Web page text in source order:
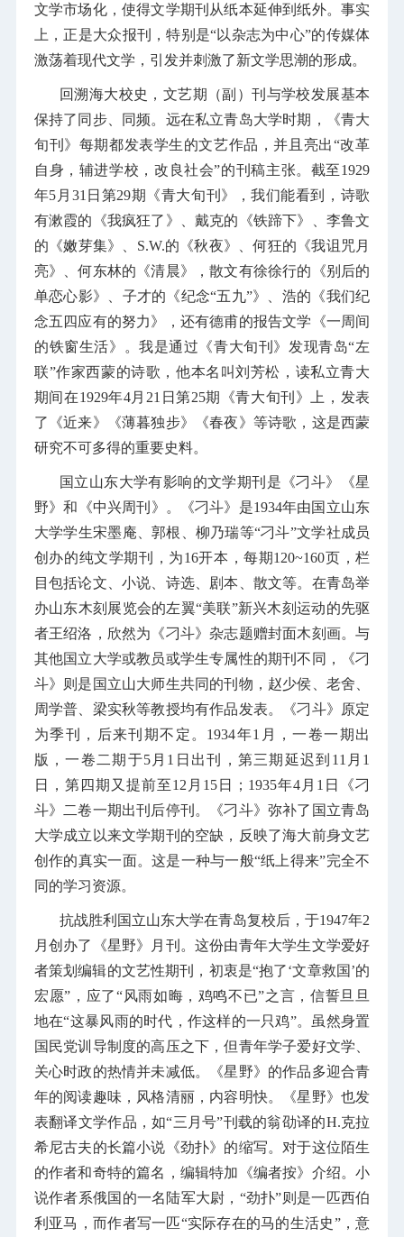
文学市场化，使得文学期刊从纸本延伸到纸外。事实
上，正是大众报刊，特别是“以杂志为中心”的传媒体
激荡着现代文学，引发并刺激了新文学思潮的形成。
回溯海大校史，文艺期（副）刊与学校发展基本
保持了同步、同频。远在私立青岛大学时期，《青大
旬刊》每期都发表学生的文艺作品，并且亮出“改革
自身，辅进学校，改良社会”的刊稿主张。截至1929
年5月31日第29期《青大旬刊》，我们能看到，诗歌
有漱霞的《我疯狂了》、戴克的《铁蹄下》、李鲁文
的《嫩芽集》、S.W.的《秋夜》、何狂的《我诅咒月
亮》、何东林的《清晨》，散文有徐徐行的《别后的
单恋心影》、子才的《纪念“五九”》、浩的《我们纪
念五四应有的努力》，还有德甫的报告文学《一周间
的铁窗生活》。我是通过《青大旬刊》发现青岛“左
联”作家西蒙的诗歌，他本名叫刘芳松，读私立青大
期间在1929年4月21日第25期《青大旬刊》上，发表
了《近来》《薄暮独步》《春夜》等诗歌，这是西蒙
研究不可多得的重要史料。
国立山东大学有影响的文学期刊是《刁斗》《星
野》和《中兴周刊》。《刁斗》是1934年由国立山东
大学学生宋墨庵、郭根、柳乃瑞等“刁斗”文学社成员
创办的纯文学期刊，为16开本，每期120~160页，栏
目包括论文、小说、诗选、剧本、散文等。在青岛举
办山东木刻展览会的左翼“美联”新兴木刻运动的先驱
者王绍洛，欣然为《刁斗》杂志题赠封面木刻画。与
其他国立大学或教员或学生专属性的期刊不同，《刁
斗》则是国立山大师生共同的刊物，赵少侯、老舍、
周学普、梁实秋等教授均有作品发表。《刁斗》原定
为季刊，后来刊期不定。1934年1月，一卷一期出
版，一卷二期于5月1日出刊，第三期延迟到11月1
日，第四期又提前至12月15日；1935年4月1日《刁
斗》二卷一期出刊后停刊。《刁斗》弥补了国立青岛
大学成立以来文学期刊的空缺，反映了海大前身文艺
创作的真实一面。这是一种与一般“纸上得来”完全不
同的学习资源。
抗战胜利国立山东大学在青岛复校后，于1947年2
月创办了《星野》月刊。这份由青年大学生文学爱好
者策划编辑的文艺性期刊，初衷是“抱了‘文章救国’的
宏愿”，应了“风雨如晦，鸡鸣不已”之言，信誓旦旦
地在“这暴风雨的时代，作这样的一只鸡”。虽然身置
国民党训导制度的高压之下，但青年学子爱好文学、
关心时政的热情并未减低。《星野》的作品多迎合青
年的阅读趣味，风格清丽，内容明快。《星野》也发
表翻译文学作品，如“三月号”刊载的翁劭译的Н.克拉
希尼古夫的长篇小说《劲扑》的缩写。对于这位陌生
的作者和奇特的篇名，编辑特加《编者按》介绍。小
说作者系俄国的一名陆军大尉，“劲扑”则是一匹西伯
利亚马，而作者写一匹“实际存在的马的生活史”，意